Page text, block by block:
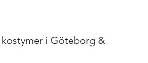
kostymer i Göteborg &